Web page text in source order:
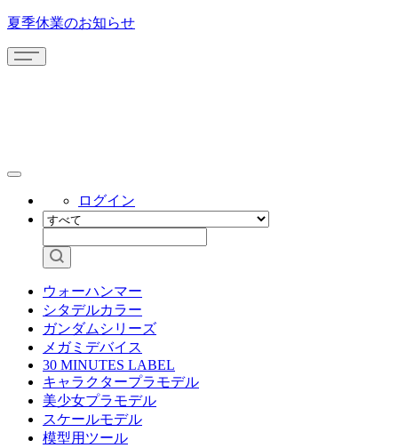
夏季休業のお知らせ
ログイン
ウォーハンマー
シタデルカラー
ガンダムシリーズ
メガミデバイス
30 MINUTES LABEL
キャラクタープラモデル
美少女プラモデル
スケールモデル
模型用ツール